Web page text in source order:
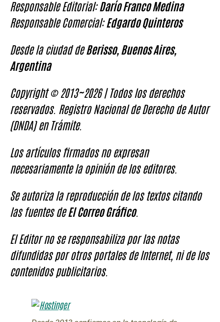
Responsable Editorial:Darío Franco Medina
Responsable Comercial:Edgardo Quinteros
Desde la ciudad deBerisso, Buenos Aires,
Argentina
Copyright © 2013~2026 | Todos los derechos
reservados. Registro Nacional de Derecho de Autor
(DNDA) en Trámite.
Los artículos firmados no expresan
necesariamente la opinión de los editores.
Se autoriza la reproducción de los textos citando
las fuentes deEl Correo Gráfico.
El Editor no se responsabiliza por las notas
difundidas por otros portales de Internet, ni de los
contenidos publicitarios.